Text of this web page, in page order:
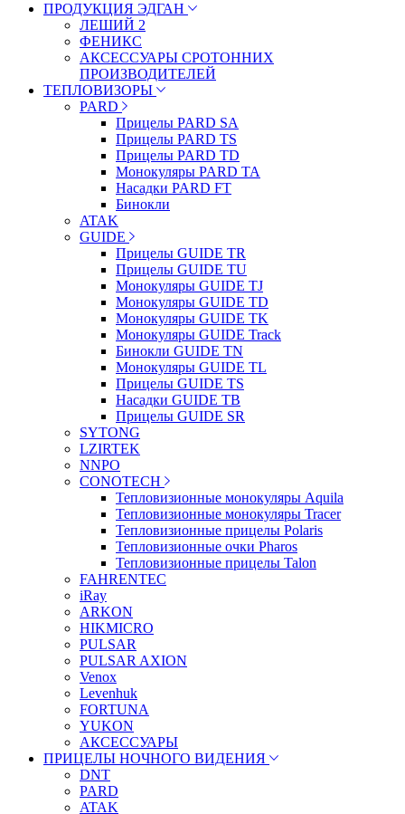
ПРОДУКЦИЯ ЭДГАН
ЛЕШИЙ 2
ФЕНИКС
АКСЕССУАРЫ СРОТОННИХ
ПРОИЗВОДИТЕЛЕЙ
ТЕПЛОВИЗОРЫ
PARD
Прицелы PARD SA
Прицелы PARD TS
Прицелы PARD TD
Монокуляры PARD TA
Насадки PARD FT
Бинокли
ATAK
GUIDE
Прицелы GUIDE TR
Прицелы GUIDE TU
Монокуляры GUIDE TJ
Монокуляры GUIDE TD
Монокуляры GUIDE TK
Монокуляры GUIDE Track
Бинокли GUIDE TN
Монокуляры GUIDE TL
Прицелы GUIDE TS
Насадки GUIDE TB
Прицелы GUIDE SR
SYTONG
LZIRTEK
NNPO
CONOTECH
Тепловизионные монокуляры Aquila
Тепловизионные монокуляры Tracer
Тепловизионные прицелы Polaris
Тепловизионные очки Pharos
Тепловизионные прицелы Talon
FAHRENTEC
iRay
ARKON
HIKMICRO
PULSAR
PULSAR AXION
Venox
Levenhuk
FORTUNA
YUKON
АКСЕССУАРЫ
ПРИЦЕЛЫ НОЧНОГО ВИДЕНИЯ
DNT
PARD
ATAK